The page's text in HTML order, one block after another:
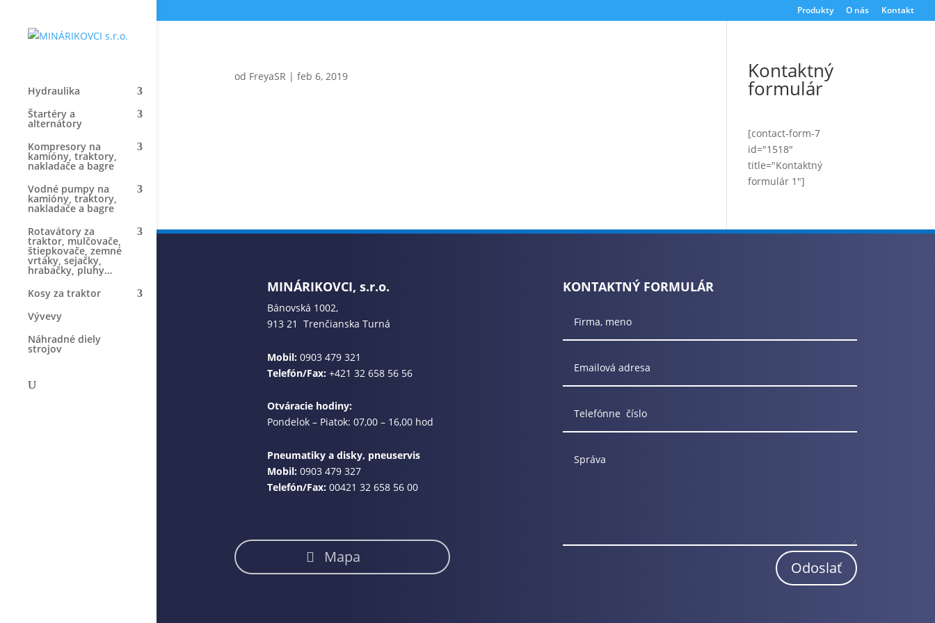
Produkty O nás Kontakt
Hydraulika
Štartéry a
alternátory
Kompresory na
kamióny, traktory,
nakladače a bagre
Vodné pumpy na
kamióny, traktory,
nakladače a bagre
Rotavátory za
traktor, mulčovače,
štiepkovače, zemné
vrtáky, sejačky,
hrabačky, pluhy…
Kosy za traktor
Vývevy
Náhradné diely
strojov
od FreyaSR | feb 6, 2019 Kontaktný
formulár
[contact-form-7
id="1518"
title="Kontaktný
formulár 1"]
MINÁRIKOVCI, s.r.o.
Bánovská 1002,
913 21 Trenčianska Turná
Mobil: 0903 479 321
Telefón/Fax: +421 32 658 56 56
Otváracie hodiny:
Pondelok – Piatok: 07,00 – 16,00 hod
Pneumatiky a disky, pneuservis
Mobil: 0903 479 327
Telefón/Fax: 00421 32 658 56 00
Mapa
KONTAKTNÝ FORMULÁR
Odoslať